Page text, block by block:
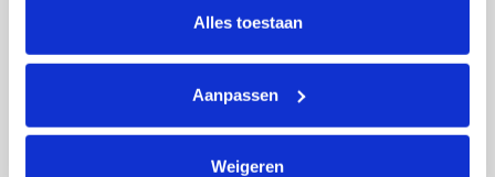
lijst met cookies is te vinden in het tabblad “details”.
Alles toestaan
Aanpassen
Weigeren